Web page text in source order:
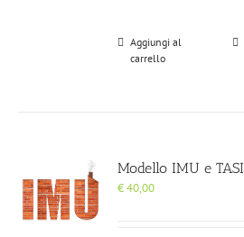
Aggiungi al
carrello
Modello IMU e TASI
€40,00